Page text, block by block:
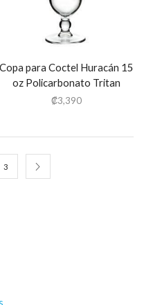
Copa para Coctel Huracán 15
oz Policarbonato Tritan
₡3,390
3